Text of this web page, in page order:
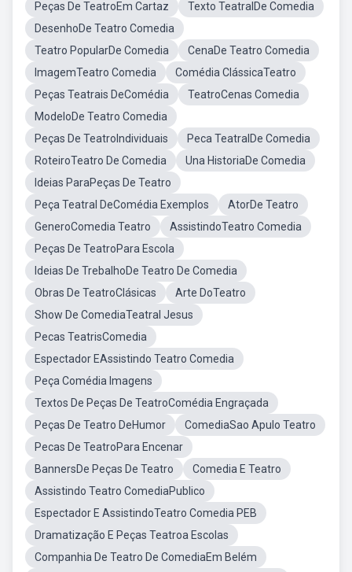
Peças De TeatroEm Cartaz
Texto TeatralDe Comedia
DesenhoDe Teatro Comedia
Teatro PopularDe Comedia
CenaDe Teatro Comedia
ImagemTeatro Comedia
Comédia ClássicaTeatro
Peças Teatrais DeComédia
TeatroCenas Comedia
ModeloDe Teatro Comedia
Peças De TeatroIndividuais
Peca TeatralDe Comedia
RoteiroTeatro De Comedia
Una HistoriaDe Comedia
Ideias ParaPeças De Teatro
Peça Teatral DeComédia Exemplos
AtorDe Teatro
GeneroComedia Teatro
AssistindoTeatro Comedia
Peças De TeatroPara Escola
Ideias De TrebalhoDe Teatro De Comedia
Obras De TeatroClásicas
Arte DoTeatro
Show De ComediaTeatral Jesus
Pecas TeatrisComedia
Espectador EAssistindo Teatro Comedia
Peça Comédia Imagens
Textos De Peças De TeatroComédia Engraçada
Peças De Teatro DeHumor
ComediaSao Apulo Teatro
Pecas De TeatroPara Encenar
BannersDe Peças De Teatro
Comedia E Teatro
Assistindo Teatro ComediaPublico
Espectador E AssistindoTeatro Comedia PEB
Dramatização E Peças Teatroa Escolas
Companhia De Teatro De ComediaEm Belém